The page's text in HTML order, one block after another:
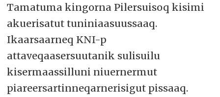
Tamatuma kingorna Pilersuisoq kisimi
akuerisatut tuniniaasuussaaq.
Ikaarsaarneq KNI-p
attaveqaasersuutanik sulisuilu
kisermaassilluni niuernermut
piareersartinneqarnerisigut pissaaq.